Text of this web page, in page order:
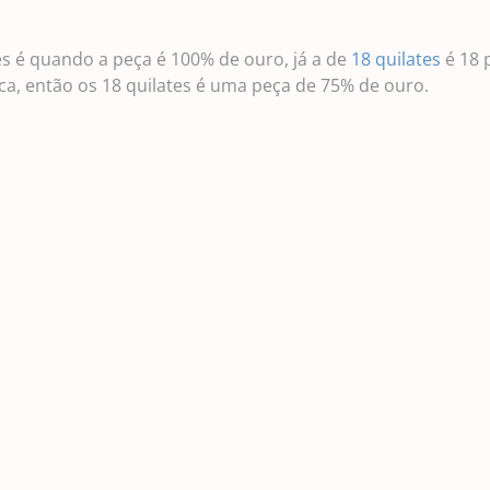
quando a peça é 100% de ouro, já a de 18 quilates é 18
então os 18 quilates é uma peça de 75% de ouro.